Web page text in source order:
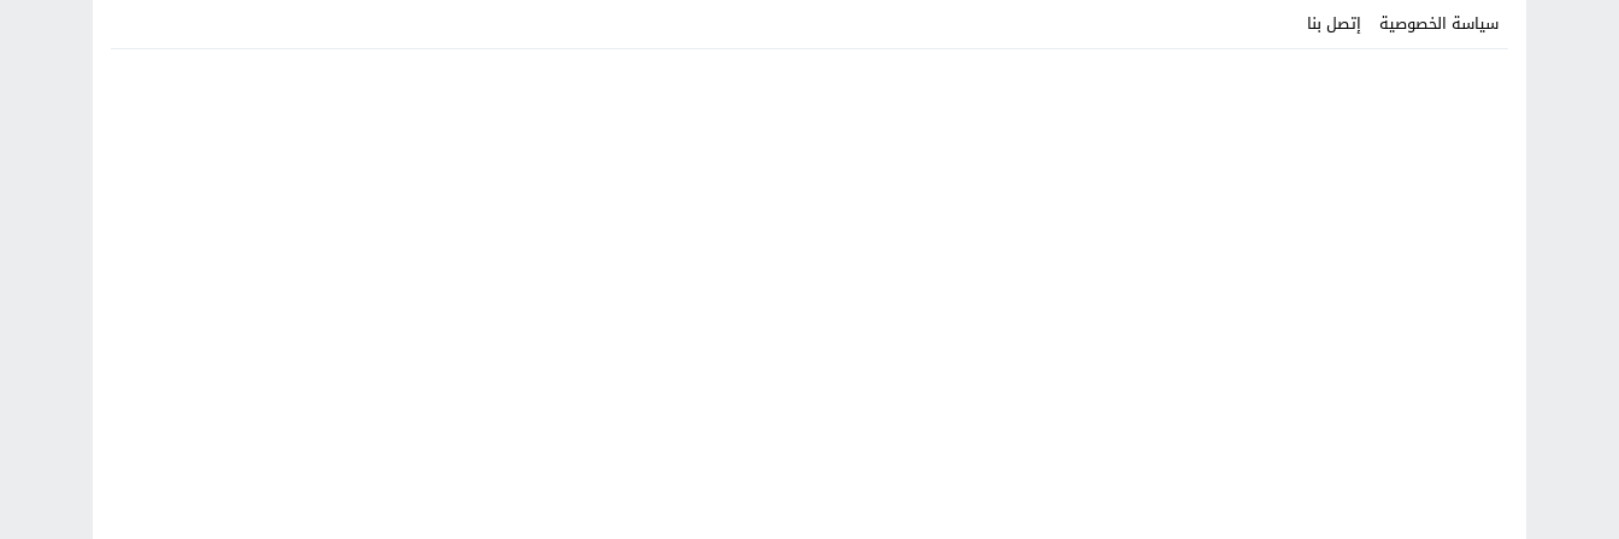
سياسة الخصوصية إتصل بنا